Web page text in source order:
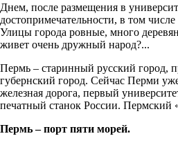
Днем, после размещения в
достопримечательности, в том
Улицы города ровные, много
живет очень дружный народ?...
Пермь – старинный русский город,
губернский город. Сейчас Перми
железная дорога, первый
печатный станок России. Пермский
Пермь – порт пяти морей.